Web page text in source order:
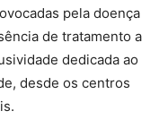
pela doença
de tratamento a
dedicada ao
desde os centros